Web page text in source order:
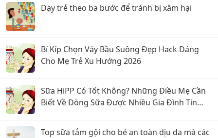
Dạy trẻ theo ba bước để tránh bị xâm hại
Bí Kíp Chọn Váy Bầu Suông Đẹp Hack Dáng
Cho Mẹ Trẻ Xu Hướng 2026
Sữa HiPP Có Tốt Không? Những Điều Mẹ Cần
Biết Về Dòng Sữa Được Nhiều Gia Đình Tin
Top sữa tắm gội cho bé an toàn dịu da mà các